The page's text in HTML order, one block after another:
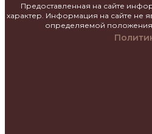
Предоставленная на сайте
характер. Информация на сайте не
определяемой